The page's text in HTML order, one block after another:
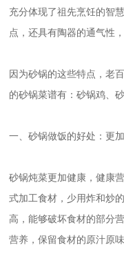
充分体现了祖先烹饪的智
点，还具有陶器的通气性
因为砂锅的这些特点，老
的砂锅菜谱有：砂锅鸡、
一、砂锅做饭的好处：更加
砂锅炖菜更加健康，健康
式加工食材，少用炸和炒
高，能够破坏食材的部分
营养，保留食材的原汁原味